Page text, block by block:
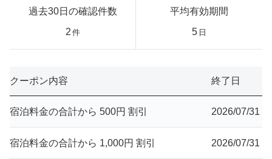
過去30日の確認件数
2 件
平均有効期間
5 日
クーポン内容 終了日
宿泊料金の合計から 500円 割引 2026/07/31
宿泊料金の合計から 1,000円 割引 2026/07/31